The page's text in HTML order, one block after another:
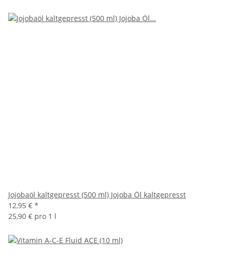
Jojobaöl kaltgepresst (500 ml) Jojoba Öl kaltgepresst
12,95 € *
25,90 € pro 1 l